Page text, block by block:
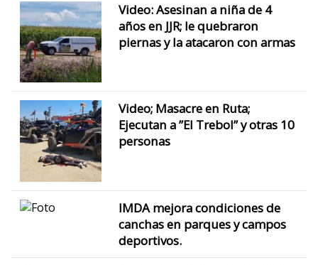
Video: Asesinan a niña de 4
años en JJR; le quebraron
piernas y la atacaron con armas
Video; Masacre en Ruta;
Ejecutan a ”El Trebol” y otras 10
personas
IMDA mejora condiciones de
canchas en parques y campos
deportivos.